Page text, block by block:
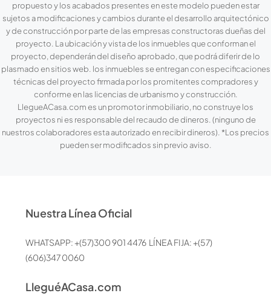
propuesto y los acabados presentes en este modelo pueden estar
sujetos a modificaciones y cambios durante el desarrollo arquitectónico
y de construcción por parte de las empresas constructoras dueñas del
proyecto. La ubicación y vista de los inmuebles que conforman el
proyecto, dependerán del diseño aprobado, que podrá diferir de lo
plasmado en sitios web. los inmuebles se entregan con especificaciones
técnicas del proyecto firmada por los promitentes compradores y
conforme en las licencias de urbanismo y construcción.
LlegueACasa.com es un promotor inmobiliario, no construye los
proyectos ni es responsable del recaudo de dineros. (ninguno de
nuestros colaboradores esta autorizado en recibir dineros). *Los precios
pueden ser modificados sin previo aviso.
Nuestra Línea Oficial
WHATSAPP: +(57)300 901 4476 LÍNEA FIJA: +(57)
(606)347 0060
LleguéACasa.com